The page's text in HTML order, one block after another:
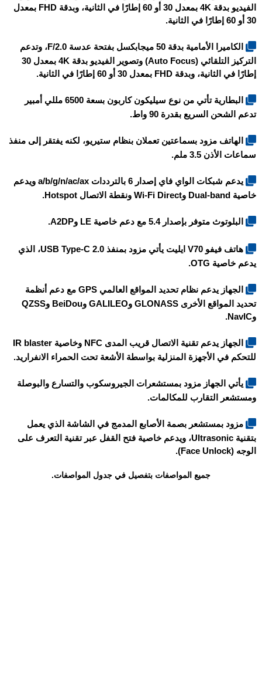
الفيديو بدقة 4K بمعدل 30 أو 60 إطارًا في الثانية، وبدقة FHD بمعدل
30 أو 60 إطارًا في الثانية.
الكاميرا الأمامية بدقة 50 ميجابكسل بفتحة عدسة F/2.0، وتدعم
التركيز التلقائي (Auto Focus) وتصوير الفيديو بدقة 4K بمعدل 30
إطارًا في الثانية، وبدقة FHD بمعدل 30 أو 60 إطارًا في الثانية.
البطارية تأتي من نوع سيليكون كاربون بسعة 6500 مللي أمبير
تدعم الشحن السريع بقدرة 90 واط.
الهاتف مزود بسماعتين تعملان بنظام ستيريو، لكنه يفتقر إلى منفذ
سماعات الأذن 3.5 ملم.
يدعم شبكات الواي فاي إصدار 6 بالترددات a/b/g/n/ac/ax ويدعم
خاصية Dual-band وWi-Fi Direct ونقطة الاتصال Hotspot.
البلوتوث متوفر بإصدار 5.4 مع دعم خاصية LE وA2DP.
هاتف فيفو V70 ايليت
يأتي مزود بمنفذ USB Type-C 2.0، الذي
يدعم خاصية OTG.
الجهاز يدعم نظام تحديد المواقع العالمي GPS مع دعم أنظمة
تحديد المواقع الأخرى GLONASS وGALILEO وBeiDou وQZSS
وNavIC.
الجهاز يدعم تقنية الاتصال قريب المدى NFC وخاصية IR blaster
للتحكم في الأجهزة المنزلية بواسطة الأشعة تحت الحمراء الانفراريد.
يأتي الجهاز مزود بمستشعرات الجيروسكوب والتسارع والبوصلة
ومستشعر التقارب للمكالمات.
مزود بمستشعر بصمة الأصابع المدمج في الشاشة الذي يعمل
بتقنية Ultrasonic، ويدعم خاصية فتح القفل عبر تقنية التعرف على
الوجه (Face Unlock).
جميع المواصفات بتفصيل في جدول المواصفات.